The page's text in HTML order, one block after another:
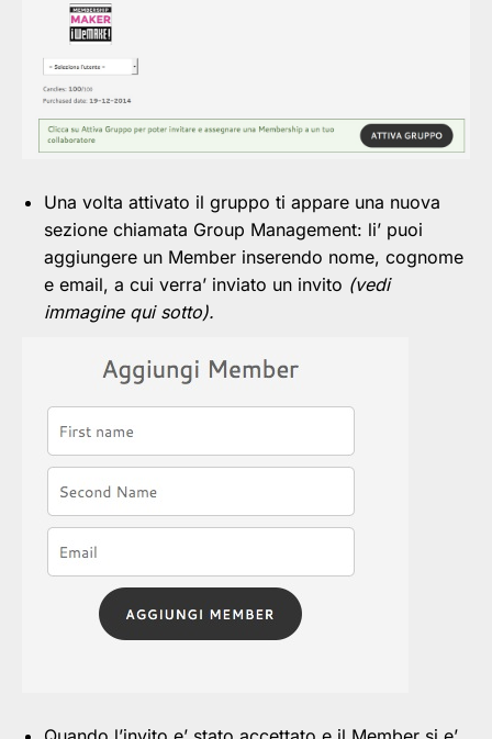
Una volta attivato il gruppo ti appare una nuova
sezione chiamata Group Management: li’ puoi
aggiungere un Member inserendo nome, cognome
e email, a cui verra’ inviato un invito (vedi
immagine qui sotto).